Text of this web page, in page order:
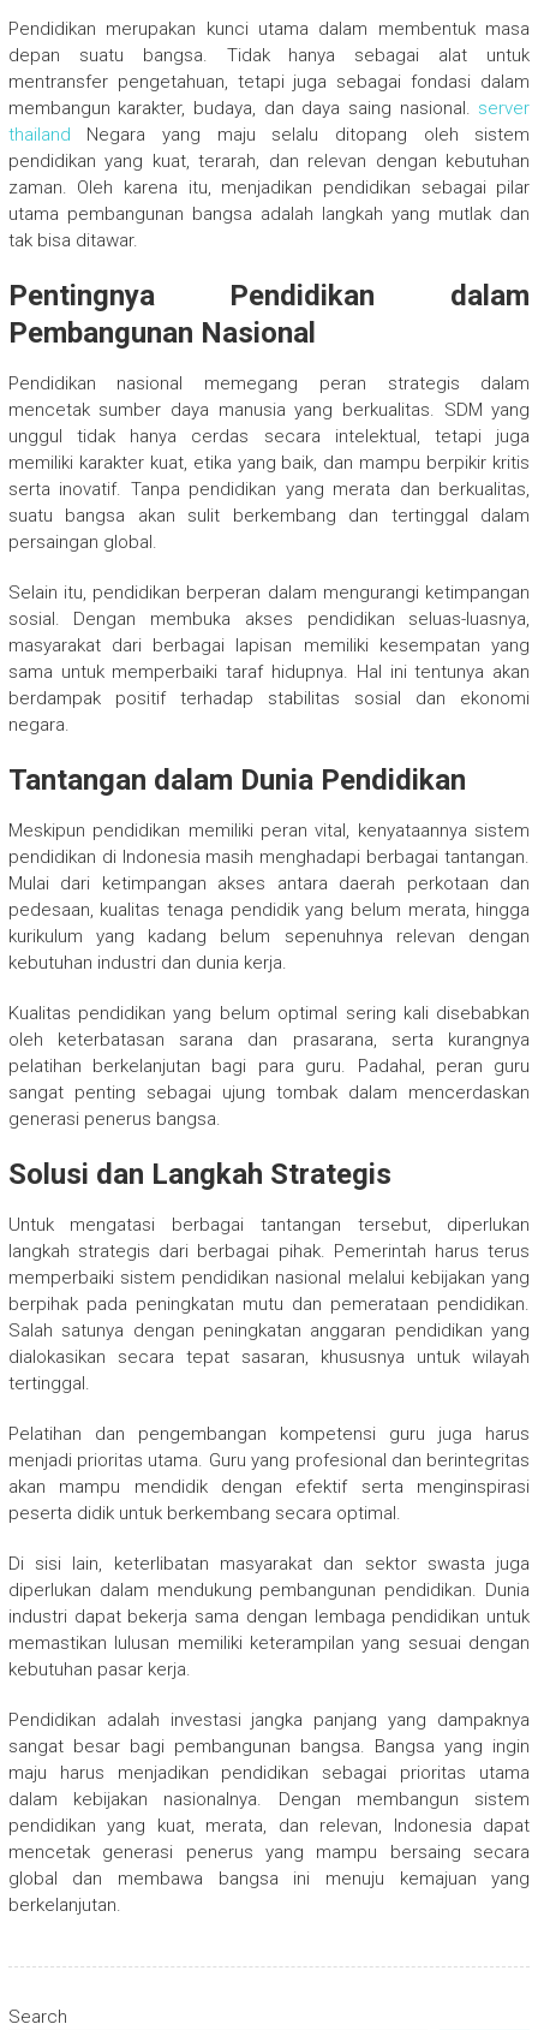
Pendidikan merupakan kunci utama dalam membentuk masa
depan suatu bangsa. Tidak hanya sebagai alat untuk
mentransfer pengetahuan, tetapi juga sebagai fondasi dalam
membangun karakter, budaya, dan daya saing nasional. server
thailand Negara yang maju selalu ditopang oleh sistem
pendidikan yang kuat, terarah, dan relevan dengan kebutuhan
zaman. Oleh karena itu, menjadikan pendidikan sebagai pilar
utama pembangunan bangsa adalah langkah yang mutlak dan
tak bisa ditawar.
Pentingnya Pendidikan dalam
Pembangunan Nasional
Pendidikan nasional memegang peran strategis dalam
mencetak sumber daya manusia yang berkualitas. SDM yang
unggul tidak hanya cerdas secara intelektual, tetapi juga
memiliki karakter kuat, etika yang baik, dan mampu berpikir kritis
serta inovatif. Tanpa pendidikan yang merata dan berkualitas,
suatu bangsa akan sulit berkembang dan tertinggal dalam
persaingan global.
Selain itu, pendidikan berperan dalam mengurangi ketimpangan
sosial. Dengan membuka akses pendidikan seluas-luasnya,
masyarakat dari berbagai lapisan memiliki kesempatan yang
sama untuk memperbaiki taraf hidupnya. Hal ini tentunya akan
berdampak positif terhadap stabilitas sosial dan ekonomi
negara.
Tantangan dalam Dunia Pendidikan
Meskipun pendidikan memiliki peran vital, kenyataannya sistem
pendidikan di Indonesia masih menghadapi berbagai tantangan.
Mulai dari ketimpangan akses antara daerah perkotaan dan
pedesaan, kualitas tenaga pendidik yang belum merata, hingga
kurikulum yang kadang belum sepenuhnya relevan dengan
kebutuhan industri dan dunia kerja.
Kualitas pendidikan yang belum optimal sering kali disebabkan
oleh keterbatasan sarana dan prasarana, serta kurangnya
pelatihan berkelanjutan bagi para guru. Padahal, peran guru
sangat penting sebagai ujung tombak dalam mencerdaskan
generasi penerus bangsa.
Solusi dan Langkah Strategis
Untuk mengatasi berbagai tantangan tersebut, diperlukan
langkah strategis dari berbagai pihak. Pemerintah harus terus
memperbaiki sistem pendidikan nasional melalui kebijakan yang
berpihak pada peningkatan mutu dan pemerataan pendidikan.
Salah satunya dengan peningkatan anggaran pendidikan yang
dialokasikan secara tepat sasaran, khususnya untuk wilayah
tertinggal.
Pelatihan dan pengembangan kompetensi guru juga harus
menjadi prioritas utama. Guru yang profesional dan berintegritas
akan mampu mendidik dengan efektif serta menginspirasi
peserta didik untuk berkembang secara optimal.
Di sisi lain, keterlibatan masyarakat dan sektor swasta juga
diperlukan dalam mendukung pembangunan pendidikan. Dunia
industri dapat bekerja sama dengan lembaga pendidikan untuk
memastikan lulusan memiliki keterampilan yang sesuai dengan
kebutuhan pasar kerja.
Pendidikan adalah investasi jangka panjang yang dampaknya
sangat besar bagi pembangunan bangsa. Bangsa yang ingin
maju harus menjadikan pendidikan sebagai prioritas utama
dalam kebijakan nasionalnya. Dengan membangun sistem
pendidikan yang kuat, merata, dan relevan, Indonesia dapat
mencetak generasi penerus yang mampu bersaing secara
global dan membawa bangsa ini menuju kemajuan yang
berkelanjutan.
Search